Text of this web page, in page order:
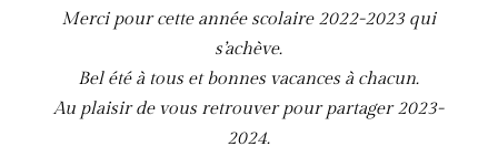
Merci pour cette année scolaire 2022-2023 qui
s’achève.
Bel été à tous et bonnes vacances à chacun.
Au plaisir de vous retrouver pour partager 2023-
2024.